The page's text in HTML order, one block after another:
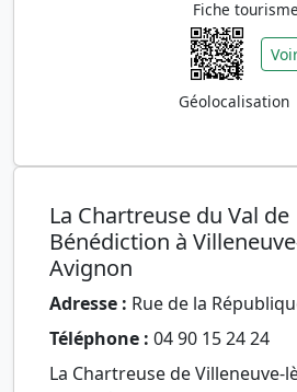
Fiche tourisme
Géolocalisation
La Chartreuse du Val de
Bénédiction à
Avignon
Adresse : Rue de la
Téléphone : 04 90 15 24 24
La Chartreuse de Villeneuve-